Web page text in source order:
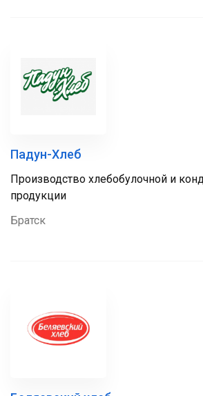
Падун-Хлеб
Производство хлебобулочной и
продукции
Братск